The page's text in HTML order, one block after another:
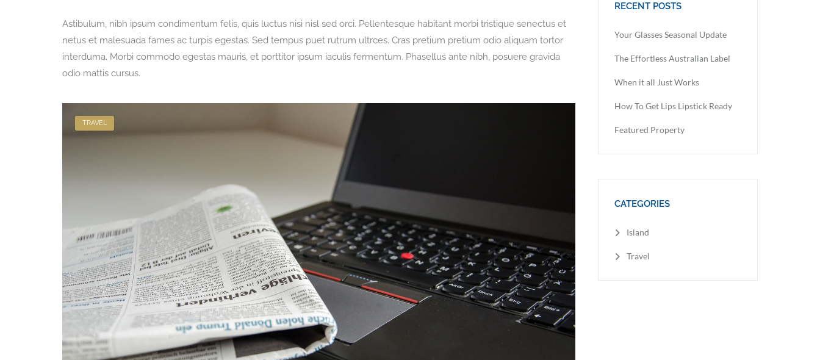
Astibulum, nibh ipsum condimentum felis, quis luctus nisi nisl sed orci. Pellentesque habitant morbi tristique senectus et
netus et malesuada fames ac turpis egestas. Sed tempus puet rutrum ultrces. Cras pretium pretium odio aliquam tortor
interduma. Morbi commodo egestas mauris, et porttitor ipsum iaculis fermentum. Phasellus ante nibh, posuere gravida
odio mattis cursus.
TRAVEL
RECENT POSTS
Your Glasses Seasonal Update
The Effortless Australian Label
When it all Just Works
How To Get Lips Lipstick Ready
Featured Property
CATEGORIES
Island
Travel